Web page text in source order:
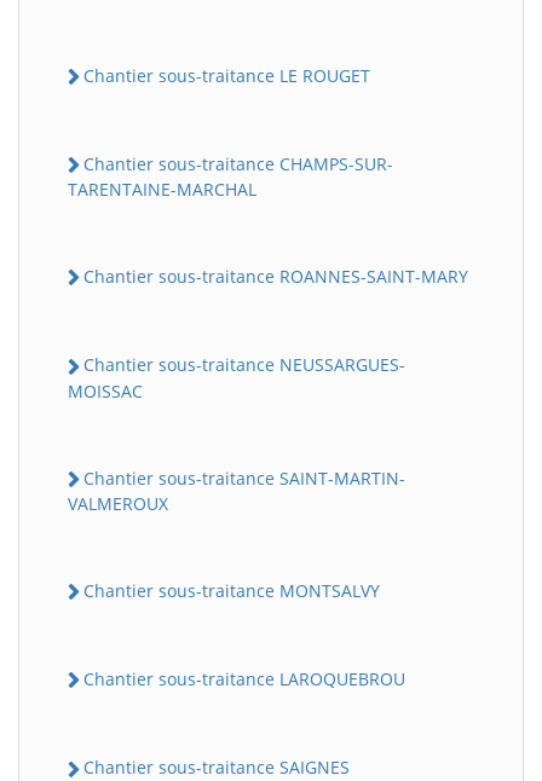
Chantier sous-traitance LE ROUGET
Chantier sous-traitance CHAMPS-SUR-
TARENTAINE-MARCHAL
Chantier sous-traitance ROANNES-SAINT-MARY
Chantier sous-traitance NEUSSARGUES-
MOISSAC
Chantier sous-traitance SAINT-MARTIN-
VALMEROUX
Chantier sous-traitance MONTSALVY
Chantier sous-traitance LAROQUEBROU
Chantier sous-traitance SAIGNES